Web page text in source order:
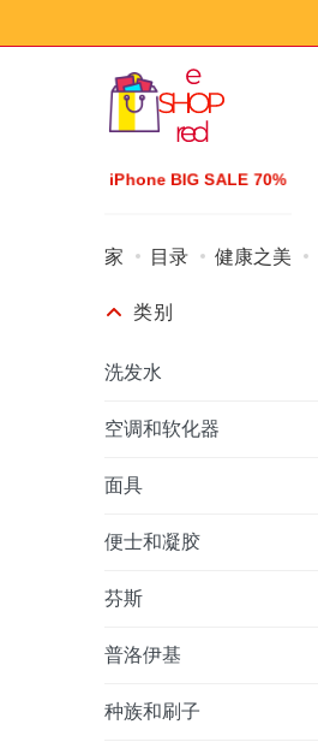
iPhone BIG SALE 70%
家 目录 健康之美
类别
洗发水
空调和软化器
面具
便士和凝胶
芬斯
普洛伊基
种族和刷子